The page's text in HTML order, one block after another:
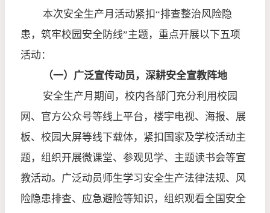
本次安全生产月活动紧扣“排查整治风险隐
患，筑牢校园安全防线”主题，重点开展以下五项
活动：
（一）广泛宣传动员，深耕安全宣教阵地
安全生产月期间，校内各部门充分利用校园
网、官方公众号等线上平台，楼宇电视、海报、展
板、校园大屏等线下载体，紧扣国家及学校活动主
题，组织开展微课堂、参观见学、主题读书会等宣
教活动。广泛动员师生学习安全生产法律法规、风
险隐患排查、应急避险等知识，组织观看全国安全